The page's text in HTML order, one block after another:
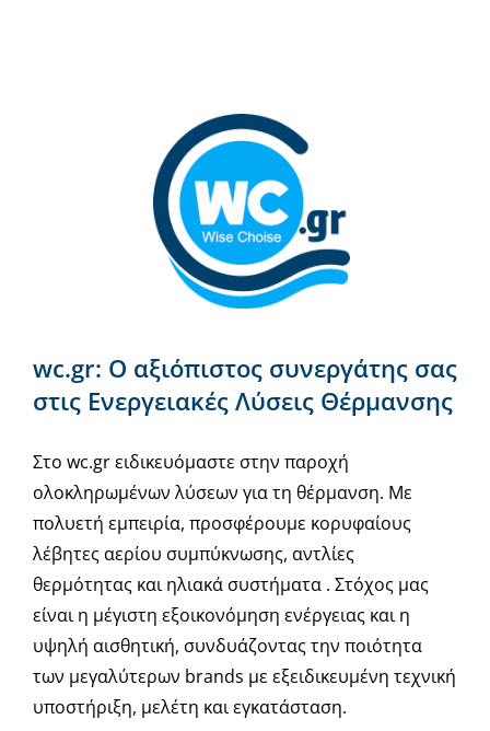
wc.gr: Ο αξιόπιστος συνεργάτης σας
στις Ενεργειακές Λύσεις Θέρμανσης
Στο wc.gr ειδικευόμαστε στην παροχή
ολοκληρωμένων λύσεων για τη θέρμανση. Με
πολυετή εμπειρία, προσφέρουμε κορυφαίους
λέβητες αερίου συμπύκνωσης, αντλίες
θερμότητας και ηλιακά συστήματα . Στόχος μας
είναι η μέγιστη εξοικονόμηση ενέργειας και η
υψηλή αισθητική, συνδυάζοντας την ποιότητα
των μεγαλύτερων brands με εξειδικευμένη τεχνική
υποστήριξη, μελέτη και εγκατάσταση.